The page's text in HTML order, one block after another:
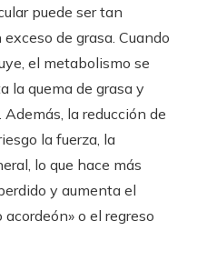
puede ser tan
de grasa. Cuando
el metabolismo se
la quema de grasa y
la reducción de
la fuerza, la
lo que hace más
y aumenta el
o el regreso